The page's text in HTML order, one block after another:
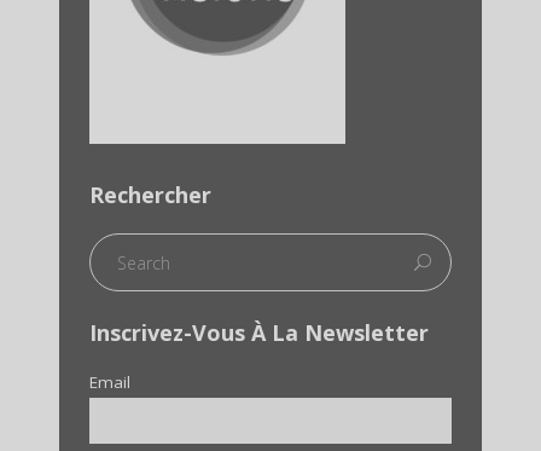
Rechercher
Inscrivez-Vous À La Newsletter
Email